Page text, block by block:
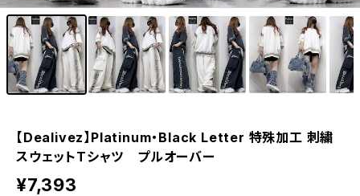
【Dealivez】Platinum・Black Letter 特殊加工 刺繍
スウェットTシャツ プルオーバー
¥7,393